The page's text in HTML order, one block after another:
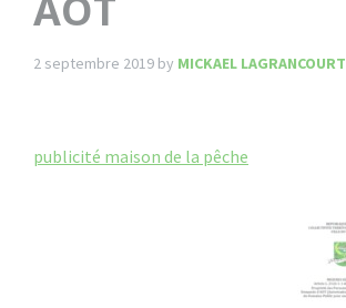
2 septembre 2019 by MICKAEL LAGRANCOURT
publicité maison de la pêche